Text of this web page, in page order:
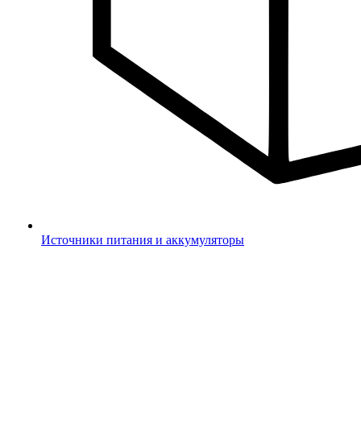
Источники питания и аккумуляторы